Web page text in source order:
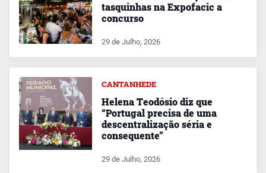
tasquinhas na Expofacic a
concurso
29 de Julho, 2026
CANTANHEDE
Helena Teodósio diz que
“Portugal precisa de uma
descentralização séria e
consequente”
29 de Julho, 2026